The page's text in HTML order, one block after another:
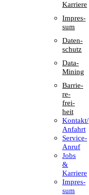
Karriere
Impres­
sum
Daten­
schutz
Data-
Mining
Barrie­
re­
frei­
heit
Kontakt/​​
Anfahrt
Service-
Anruf
Jobs
&
Karriere
Impres­
sum